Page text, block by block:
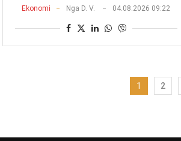
Ekonomi Nga D. V. 04.08.2026 09:22
1 2